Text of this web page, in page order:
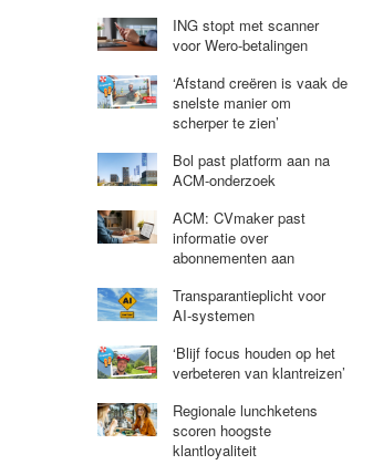
ING stopt met scanner
voor Wero-betalingen
‘Afstand creëren is vaak de
snelste manier om
scherper te zien’
Bol past platform aan na
ACM-onderzoek
ACM: CVmaker past
informatie over
abonnementen aan
Transparantieplicht voor
AI-systemen
‘Blijf focus houden op het
verbeteren van klantreizen’
Regionale lunchketens
scoren hoogste
klantloyaliteit